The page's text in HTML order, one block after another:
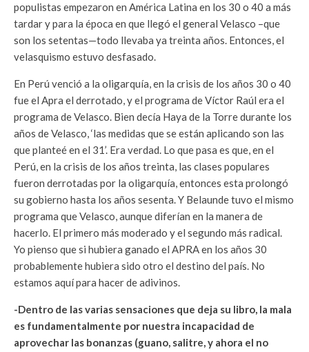
populistas empezaron en América Latina en los 30 o 40 a más
tardar y para la época en que llegó el general Velasco –que
son los setentas—todo llevaba ya treinta años. Entonces, el
velasquismo estuvo desfasado.
En Perú venció a la oligarquía, en la crisis de los años 30 o 40
fue el Apra el derrotado, y el programa de Víctor Raúl era el
programa de Velasco. Bien decía Haya de la Torre durante los
años de Velasco, ‘las medidas que se están aplicando son las
que planteé en el 31’. Era verdad. Lo que pasa es que, en el
Perú, en la crisis de los años treinta, las clases populares
fueron derrotadas por la oligarquía, entonces esta prolongó
su gobierno hasta los años sesenta. Y Belaunde tuvo el mismo
programa que Velasco, aunque diferían en la manera de
hacerlo. El primero más moderado y el segundo más radical.
Yo pienso que si hubiera ganado el APRA en los años 30
probablemente hubiera sido otro el destino del país. No
estamos aquí para hacer de adivinos.
-Dentro de las varias sensaciones que deja su libro, la mala
es fundamentalmente por nuestra incapacidad de
aprovechar las bonanzas (guano, salitre, y ahora el no